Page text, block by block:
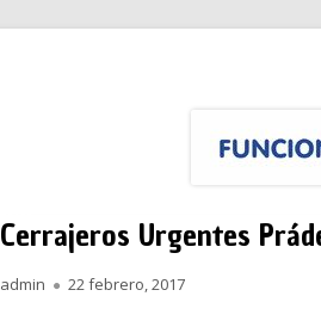
Cerrajeros Urgentes
Autor
admin
Publicado
22 febrero, 2017